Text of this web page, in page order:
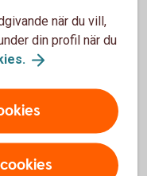
kunden en
kunden en
när du vill,
din profil när du